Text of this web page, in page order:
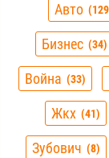
Авто 129
Бизнес 34
Война 33
Жкх 41
Зубович 8